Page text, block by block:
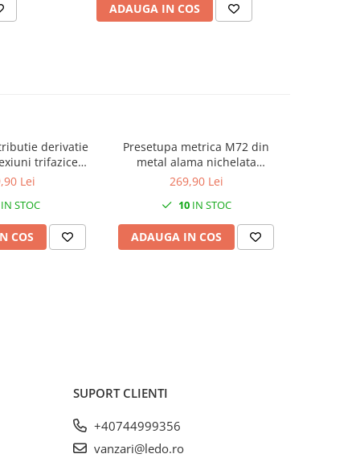
ADAUGA IN COS
derivatie
trifazice
Cu-Al montaj pe
Lei
IN STOC
COS
Presetupa metrica M72 din
metal alama nichelata
diametru 42-52mm IP68
269,90 Lei
10IN STOC
ADAUGA IN COS
SUPORT CLIENTI
+40744999356
vanzari@ledo.ro